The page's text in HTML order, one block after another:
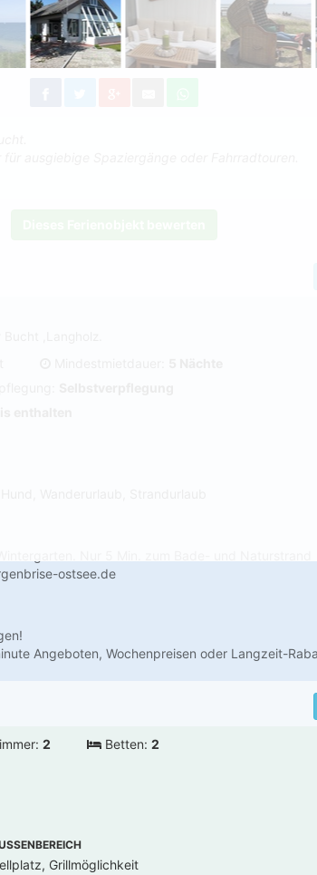
ostsee.de
Angeboten, Wochenpreisen oder Langzeit-
2 Betten: 2
Grillmöglichkeit